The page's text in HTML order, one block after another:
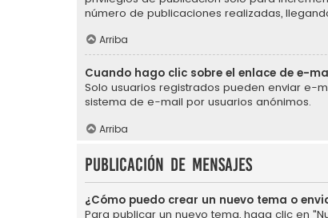
número de publicaciones realizadas,
Arriba
Cuando hago clic sobre el enlace de e-
Solo usuarios registrados pueden enviar e-
sistema de e-mail por usuarios anónimos.
Arriba
Publicación de mensajes
¿Cómo puedo crear un nuevo tema o
Para publicar un nuevo tema, haga clic en